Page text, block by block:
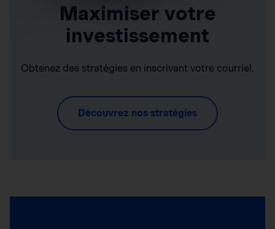
Maximiser votre
investissement
Obtenez des stratégies en inscrivant votre courriel.
Découvrez nos stratégies